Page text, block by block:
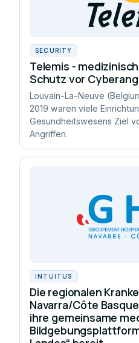
SECURITY
Telemis -
Schutz vor
Louvain-La-Neuve
2019 waren viele
Gesundheitswesens Ziel
Angriffen.
INTUITUS
Die regionalen
Navarra/Côte
ihre gemeinsame